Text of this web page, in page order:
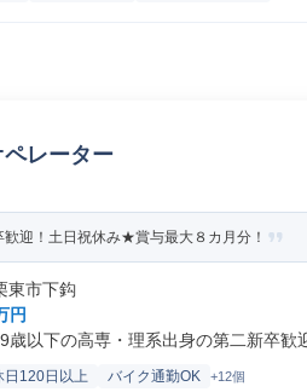
ペレーター
迎！土日祝休み★賞与最大８カ月分！
東市下鈎
円
歳以下の高専・理系出身の第二新卒歓
日120日以上 バイク通勤OK +12個